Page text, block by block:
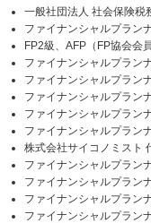
一般社団法人 社会保険税
ファイナンシャルプラン
FP2級、AFP（FP協会会
ファイナンシャルプラン
ファイナンシャルプラン
ファイナンシャルプラン
ファイナンシャルプラン
ファイナンシャルプラン
株式会社サイコノミスト
ファイナンシャルプラン
ファイナンシャルプラン
ファイナンシャルプラン
ファイナンシャルプラン